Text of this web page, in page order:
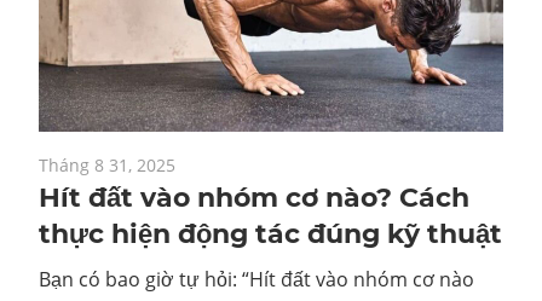
Tháng 8 31, 2025
Hít đất vào nhóm cơ nào? Cách
thực hiện động tác đúng kỹ thuật
Bạn có bao giờ tự hỏi: “Hít đất vào nhóm cơ nào